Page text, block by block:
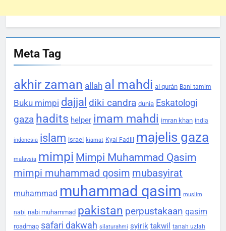
Meta Tag
akhir zaman allah al mahdi al qurán Bani tamim
Buku mimpi dajjal diki candra dunia Eskatologi
gaza hadits helper imam mahdi imran khan india
indonesia islam israel kiamat Kyai Fadlil majelis gaza
malaysia mimpi Mimpi Muhammad Qasim
mimpi muhammad qosim mubasyirat
muhammad muhammad qasim muslim
nabi nabi muhammad pakistan perpustakaan qasim
roadmap safari dakwah silaturahmi syirik takwil tanah uzlah